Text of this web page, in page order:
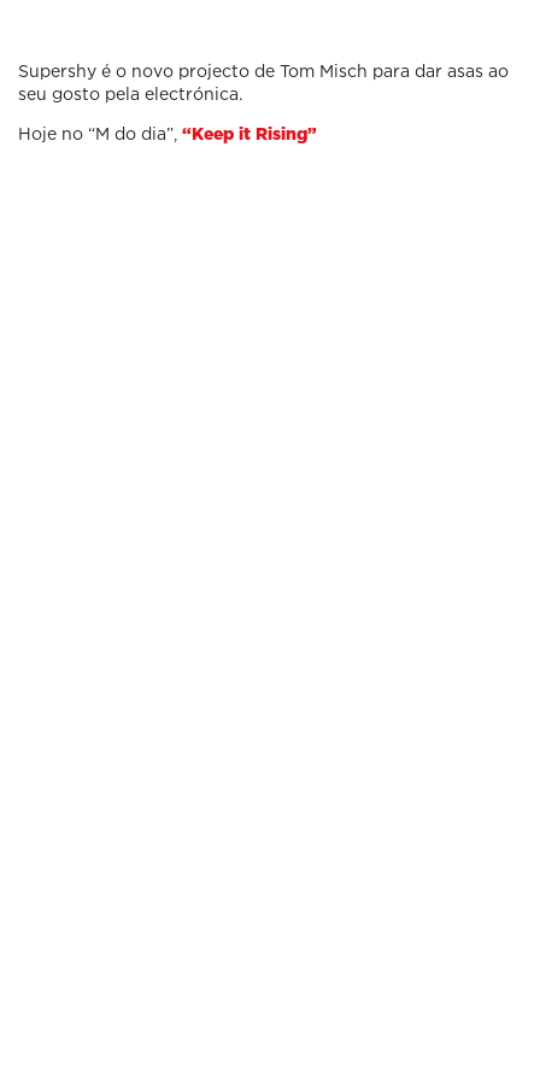
Supershy é o novo projecto de Tom Misch para dar asas ao
seu gosto pela electrónica.
Hoje no “M do dia”, “Keep it Rising”